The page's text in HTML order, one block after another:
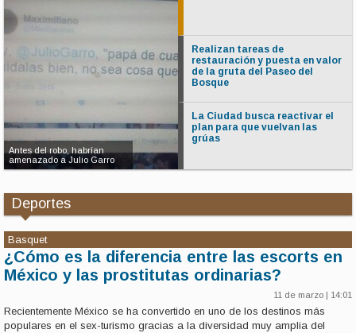
Realizan tareas de
restauración y puesta en
valor de la gruta del Paseo
del Bosque
Realizan tareas de
restauración y puesta en valor
de la gruta del Paseo del
Bosque
La Ciudad busca reactivar el
plan para que vuelvan las
grúas
Deportes
Basquet
¿Cómo es la diferencia entre las escorts en
México y las prostitutas ordinarias?
11 de marzo | 14:01
Recientemente México se ha convertido en uno de los destinos más
populares en el sex-turismo gracias a la diversidad muy amplia del